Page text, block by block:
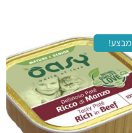
מבצע!
המחיר
המקורי
היה:
12.00 ₪.
הנוכחי
הוא:
7.00 ₪.